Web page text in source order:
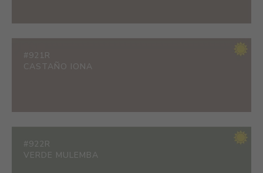
#921R
CASTAÑO IONA
#922R
VERDE MULEMBA